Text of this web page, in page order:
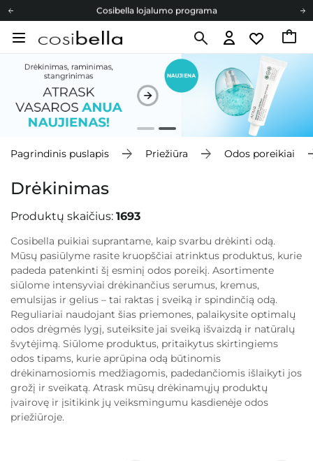
Cosibella lojalumo programa
Nemokamas pristatymas nuo 40,00 €
Cosibella lojalumo programa
Nemokamas pristatymas nuo 40,00 €
Dovanų Kortelės
Pagrindinis puslapis Priežiūra Odos poreikiai
Drėkinimas
Produktų skaičius: 1693
Cosibella puikiai suprantame, kaip svarbu drėkinti odą.
Mūsų pasiūlyme rasite kruopščiai atrinktus produktus, kurie
padeda patenkinti šį esminį odos poreikį. Asortimente
siūlome intensyviai drėkinančius serumus, kremus,
emulsijas ir gelius – tai raktas į sveiką ir spindinčią odą.
Reguliariai naudojant šias priemones, palaikysite optimalų
odos drėgmės lygį, suteiksite jai sveiką išvaizdą ir natūralų
švytėjimą. Siūlome produktus, pritaikytus skirtingiems
odos tipams, kurie aprūpina odą būtinomis
drėkinamosiomis medžiagomis, padedančiomis išlaikyti jos
grožį ir sveikatą. Atrask mūsų drėkinamųjų produktų
įvairovę ir įsitikink jų veiksmingumu kasdienėje odos
priežiūroje.